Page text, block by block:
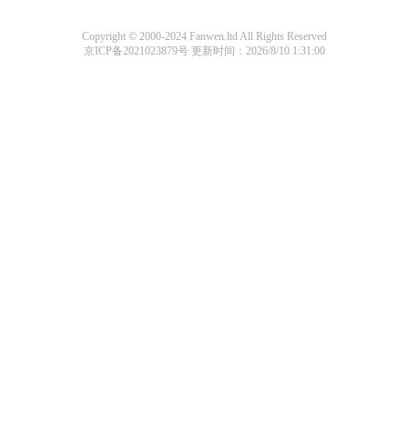
Copyright © 2000-2024 Fanwen.ltd All Rights Reserved
京ICP备2021023879号更新时间：2026/8/10 1:31:00